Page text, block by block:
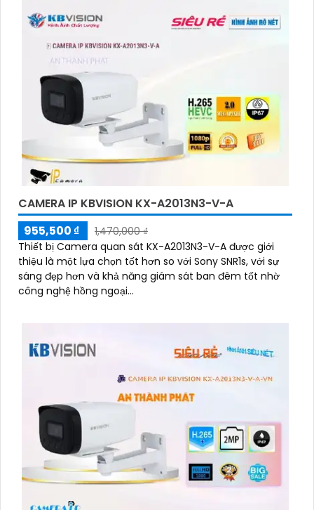
CAMERA IP KBVISION KX-A2013N3-V-A
955,500 ₫
1,470,000 ₫
Thiết bị Camera quan sát KX-A2013N3-V-A được giới
thiệu là một lựa chọn tốt hơn so với Sony SNR1s, với sự
sáng đẹp hơn và khả năng giám sát ban đêm tốt nhờ
công nghệ hồng ngoại...